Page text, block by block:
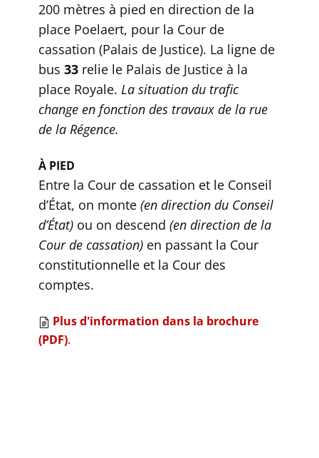
200 mètres à pied en direction de la
place Poelaert, pour la Cour de
cassation (Palais de Justice). La ligne de
bus 33 relie le Palais de Justice à la
place Royale. La situation du trafic
change en fonction des travaux de la rue
de la Régence.
À PIED
Entre la Cour de cassation et le Conseil
d’État, on monte (en direction du Conseil
d’État) ou on descend (en direction de la
Cour de cassation) en passant la Cour
constitutionnelle et la Cour des
comptes.
Plus d'information dans la brochure
(PDF).